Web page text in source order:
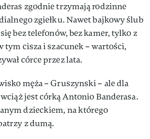
zgodnie trzymają rodzinne
zgiełku. Nawet bajkowy ślub
bez telefonów, bez kamer, tylko z
tym cisza i szacunek – wartości,
córce przez lata.
męża – Gruszynski – ale dla
jest córką Antonio Banderasa.
dzieckiem, na którego
z dumą.